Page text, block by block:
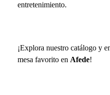
entretenimiento.
¡Explora nuestro catálogo y
mesa favorito en Afede!